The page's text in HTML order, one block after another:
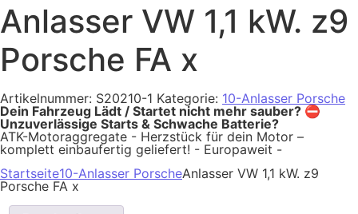
Anlasser VW 1,1 kW. z9
Porsche FA x
Artikelnummer: S20210-1 Kategorie: 10-Anlasser Porsche
Dein Fahrzeug Lädt / Startet nicht mehr sauber? ⛔
Unzuverlässige Starts & Schwache Batterie?
ATK-Motoraggregate - Herzstück für dein Motor –
komplett einbaufertig geliefert! - Europaweit -
Startseite10-Anlasser PorscheAnlasser VW 1,1 kW. z9
Porsche FA x